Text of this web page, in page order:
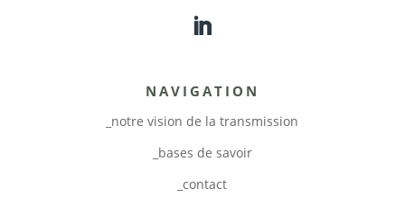
NAVIGATION
_notre vision de la transmission
_bases de savoir
_contact